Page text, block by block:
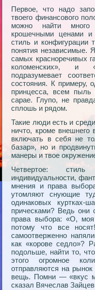
Первое, что надо
твоего финансового
можно найти много
крошечными ценами
стиль и конфигурации
понятия независимые.
самых красноречивых
коломенских», и
подразумевает
состояния. К примеру,
принцесса, всем
сарае. Глупо, не
сплошь и рядом.
Такие люди есть и
ничто, кроме внешнего
включать в себя не
базар», но и
манеры и твое
Четвертое:
индивидуальности,
мнения и права
утомляют снующие
одинаковых куртках-
прическами? Ведь они
права выбора: «О,
потому что все
самоотверженно
как «корове седло»?
подольше, найти то,
этого огромное
отправляются на
вещь. Помни — «вкус
сказал Вячеслав